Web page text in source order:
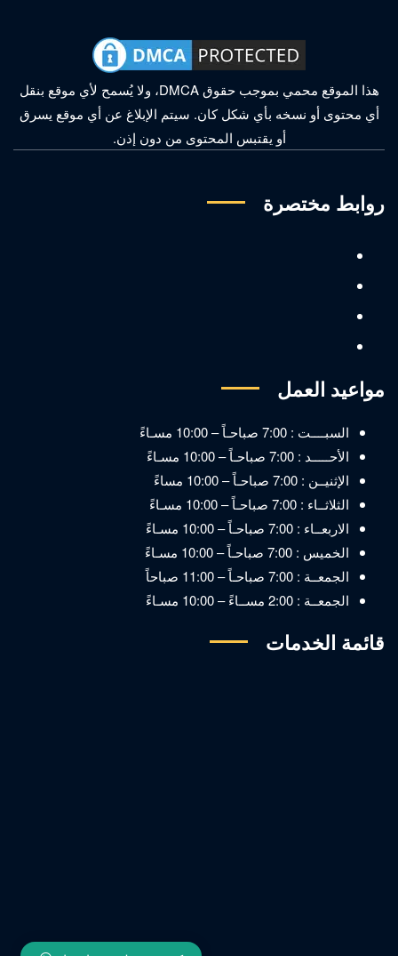
هذا الموقع محمي بموجب حقوق DMCA، ولا يُسمح لأي موقع بنقل
أي محتوى أو نسخه بأي شكل كان. سيتم الإبلاغ عن أي موقع يسرق
أو يقتبس المحتوى من دون إذن.
روابط مختصرة
مواعيد العمل
السبــــت : 7:00 صباحـاً – 10:00 مسـاءً
الأحـــــد : 7:00 صباحـاً – 10:00 مسـاءً
الإثنيــن : 7:00 صباحـاً – 10:00 مساءً
الثلاثــاء : 7:00 صباحـاً – 10:00 مسـاءً
الاربعــاء : 7:00 صباحـاً – 10:00 مسـاءً
الخميس : 7:00 صباحـاً – 10:00 مسـاءً
الجمعــة : 7:00 صباحـاً – 11:00 صباحاً
الجمعــة : 2:00 مســاءً – 10:00 مسـاءً
قائمة الخدمات